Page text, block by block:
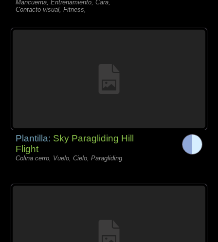
Mancuerna, Entrenamiento, Cara,
Contacto visual, Fitness,
Plantilla: Sky Paragliding Hill
Flight
Colina cerro, Vuelo, Cielo, Paragliding